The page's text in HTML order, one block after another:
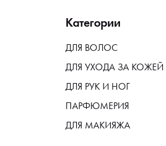
Категории
ДЛЯ ВОЛОС
ДЛЯ УХОДА ЗА КОЖЕЙ
ДЛЯ РУК И НОГ
ПАРФЮМЕРИЯ
ДЛЯ МАКИЯЖА